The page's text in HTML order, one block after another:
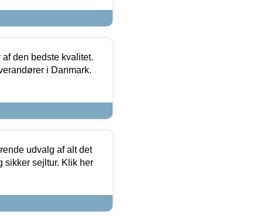
den bedste kvalitet.
i Danmark.
udvalg af alt det
sikker sejltur. Klik her